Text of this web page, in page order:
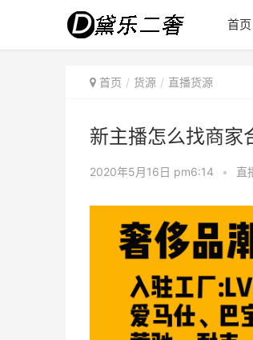
首页
首页 货源 直播货源
新主播怎么找商家
2020年5月16日 pm6:14 • 直